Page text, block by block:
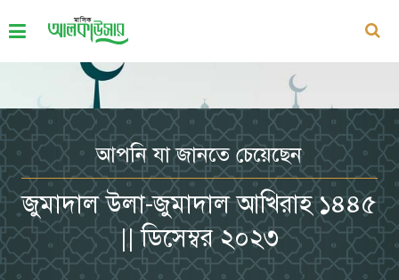
আপনি যা জানতে চেয়েছেন
জুমাদাল উলা-জুমাদাল আখিরাহ ১৪৪৫
|| ডিসেম্বর ২০২৩